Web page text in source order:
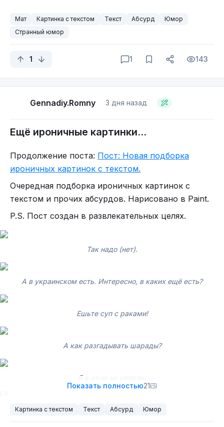
А откуда эта цитата? Кто знает?
- Пиздец проходит сам, а хуйня не лечится.
- Я никогда этого долбоёба не обзывал.
Мат Картинка с текстом Текст Абсурд
Юмор
Странный юмор
1 1 143
Gennadiy.Romny 3 дня назад
Ещё ироничные картинки...
Продолжение поста: Пост: Новая подборка
ироничных картинок с текстом.
Очередная подборка ироничных картинок с
текстом и прочих абсурдов. Нарисовано в Paint.
P.S. Пост создан в развлекательных целях.
Так надо (нет).
А в украинском есть. Интересно, в каких ещё есть?
Ешьте суп с раками!
А как разгадывать шарады?
Я в этом не уверен.
Ьуь...
Показать полностью21
Картинка с текстом Текст Абсурд Юмор